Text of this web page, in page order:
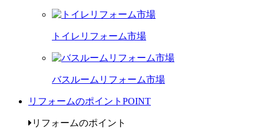
トイレリフォーム市場
バスルームリフォーム市場
リフォームのポイント POINT
リフォームのポイント